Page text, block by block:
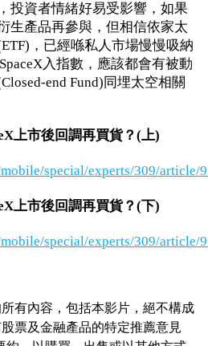
投資者情緒好易受影響，如果
生產品再參與，但相信依家太
，已經喺私人市場慢慢吸納
入指數，應該都會有被動
end Fund)同埋太空相關
上市後回調再買貨？(上)
special/experts/309/article/
上市後回調再買貨？(下)
special/experts/309/article/
有內容，包括本影片，絕不構成
票及金融產品的特定推薦意見